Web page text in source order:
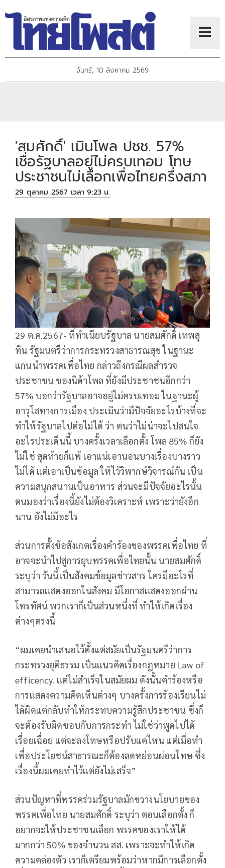
จันทร์, 10 สิงหาคม 2569
'สมศักดิ์'​ เมิน​โพล​ ปชช.​ 57%
เชื่อรัฐบาลอยู่ไม่ครบเทอม โทษ
ประชาชนไม่เลือกเพื่อไทยครึ่งสภา
29 ตุลาคม 2567 เวลา 9:23 น.
29 ต.ค.2567- ที่ทำเนียบรัฐบาล นายสมศักดิ์ เทพสุ
ทิน รัฐมนตรีว่าการกระทรวงสาธารณสุข ในฐานะ
แกนนำพรรคเพื่อไทย กล่าวถึงกรณีผลสำรวจ
ประชาชน ของนิด้าโพล ที่ยังมีประชาชนอีกกว่า
57% บอกว่ารัฐบาลอาจอยู่ไม่ครบเทอม ในฐานะผู้
อาวุโสทางการเมือง ประเมินว่ามีปัจจัยอะไรบ้างที่จะ
ทำให้รัฐบาลไปต่อไม่ได้ ว่า ตนว่าไม่น่าจะไปสนใจ
อะไรประเด็นนี้ บางครั้งเวลาเลือกตั้ง โพล 85% ก็ยัง
ไม่ใช่ สุดท้ายก็แพ้ เอาแน่เอานอนบางเรื่องบางราว
ไม่ได้ แต่เอาเป็นข้อมูล ให้ไว้วิพากษ์วิจารณ์กัน เป็น
ความสนุกสนานเป็นอาหาร ส่วนจะมีปัจจัยอะไรนั้น
ตนมองว่าเรื่องนี้ยังไม่ต้องวิเคราะห์ เพราะว่ายังอีก
นาน ยังไม่มีอะไร
ส่วนการตั้งข้อสังเกตเรื่องคำร้องของพรรคเพื่อไทย ที่
อาจจะนำไปสู่การยุบพรรคเพื่อไทยนั้น นายสมศักดิ์​
ระบุว่า​ วันนี้​เป็นสังคมข้อมูลข่าวสาร ใครมีอะไรที่
สามารถแสดงออกในสังคม มีโอกาสแสดงออกผ่าน
โทรทัศน์ พวกเราก็เป็นส่วนหนึ่งที่ ทำให้เกิดเรื่อง
ต่างๆตรงนี้
“ผมเคยนำเสนอไว้ตั้งแต่สมัยเป็นรัฐมนตรีว่าการ
กระทรวงยุติธรรม เป็นแนวคิดเรื่องกฎหมาย Law of
efficency.​ แต่ไม่สำเร็จในสมัยผม ดังนั้นคำร้องหรือ
การแสดงความคิดเห็นต่างๆ บางครั้งการร้องเรียนไม่
ได้ผิดแต่กลับทำให้กระทบความรู้สึกประชาชน ซึ่งก็
จะต้องรับผิดชอบกับการกระทำ ไม่ใช่ว่าพูดไปได้
เรื่อยเฉื่อย แต่จะลงโทษหรือปรับแค่ไหน แต่เมื่อทำ
เพื่อประโยชน์สาธารณะก็ต้องลดหย่อนผ่อนโทษ​ ซึ่ง
เรื่องนี้ผมเคยทำไว้แต่ยังไม่เสร็จ”
ส่วนปัญหาที่พรรคร่วมรัฐบาลมักขวางนโยบายของ
พรรคเพื่อไทย นายสมศักดิ์ ระบุว่า ตอนเลือกตั้ง ก็
อยากจะให้ประชาชนเลือก พรรคของเราให้ได้
มากกว่า​ 50% ของจำนวน สส. เพราะจะทำให้เกิด
ความคล่องตัว เราก็เตรียมพร้อมว่าหากมีการเลือกตั้ง